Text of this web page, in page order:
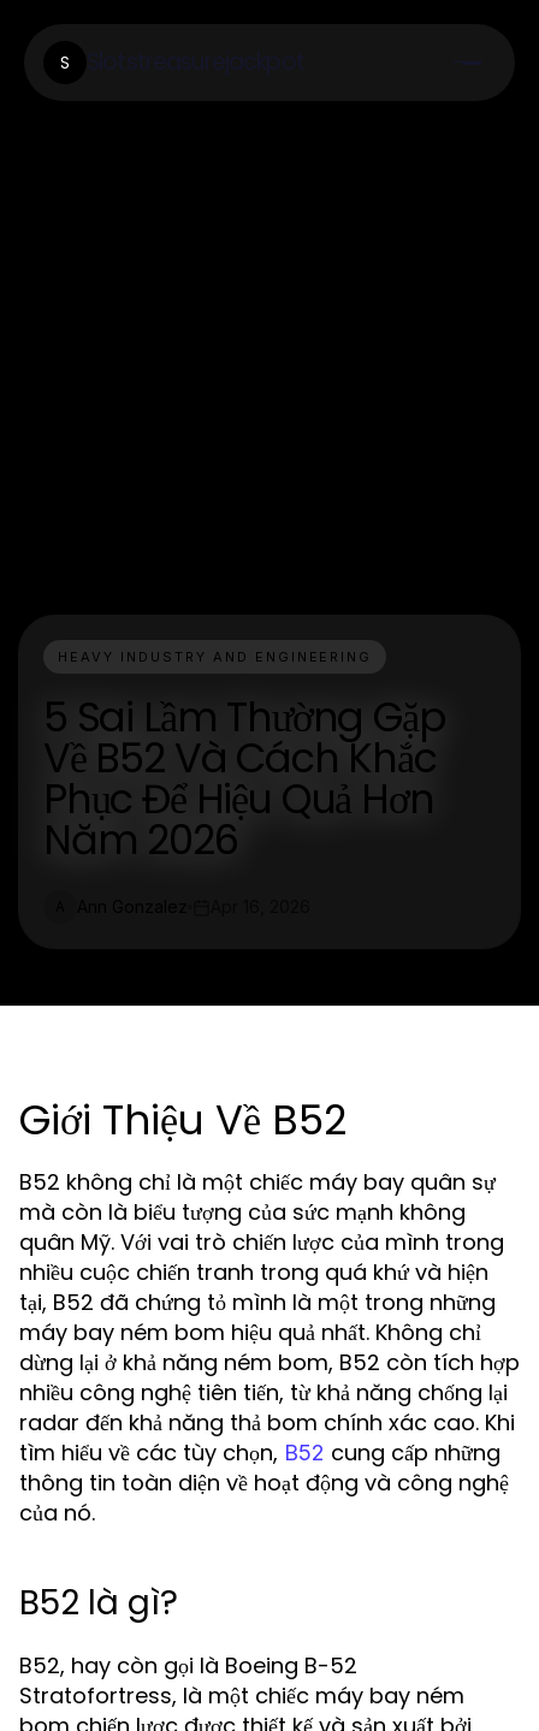
S
HEAVY INDUSTRY AND ENGINEERING
5 Sai Lầm Thường Gặp
Về B52 Và Cách Khắc
Phục Để Hiệu Quả Hơn
Năm 2026
Giới Thiệu Về B52
B52 không chỉ là một chiếc máy bay quân sự
mà còn là biểu tượng của sức mạnh không
quân Mỹ. Với vai trò chiến lược của mình trong
nhiều cuộc chiến tranh trong quá khứ và hiện
tại, B52 đã chứng tỏ mình là một trong những
máy bay ném bom hiệu quả nhất. Không chỉ
dừng lại ở khả năng ném bom, B52 còn tích hợp
nhiều công nghệ tiên tiến, từ khả năng chống lại
radar đến khả năng thả bom chính xác cao. Khi
tìm hiểu về các tùy chọn, B52 cung cấp những
thông tin toàn diện về hoạt động và công nghệ
của nó.
B52 là gì?
B52, hay còn gọi là Boeing B-52
Stratofortress, là một chiếc máy bay ném